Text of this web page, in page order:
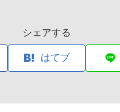
シェアする
はてブ